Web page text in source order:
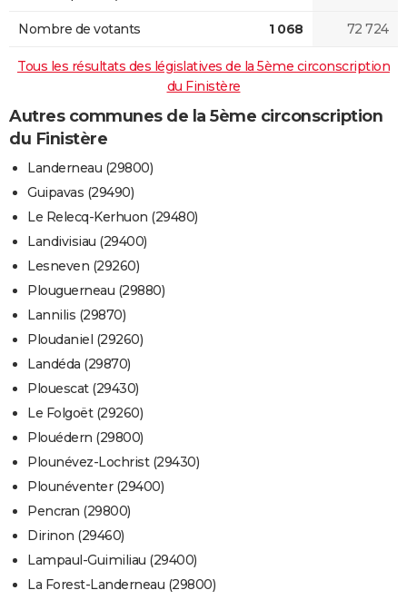
Nombre de votants 1 068 72 724
Tous les résultats des législatives de la 5ème circonscription
du Finistère
Autres communes de la 5ème circonscription
du Finistère
Landerneau (29800)
Guipavas (29490)
Le Relecq-Kerhuon (29480)
Landivisiau (29400)
Lesneven (29260)
Plouguerneau (29880)
Lannilis (29870)
Ploudaniel (29260)
Landéda (29870)
Plouescat (29430)
Le Folgoët (29260)
Plouédern (29800)
Plounévez-Lochrist (29430)
Plounéventer (29400)
Pencran (29800)
Dirinon (29460)
Lampaul-Guimiliau (29400)
La Forest-Landerneau (29800)